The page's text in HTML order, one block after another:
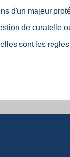
d'un majeur
de curatelle
sont les